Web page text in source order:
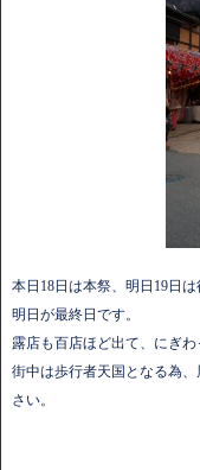
本日18日は本祭、明日19日は
明日が最終日です。
露店も百店ほど出て、にぎわ
街中は歩行者天国となる為
さい。